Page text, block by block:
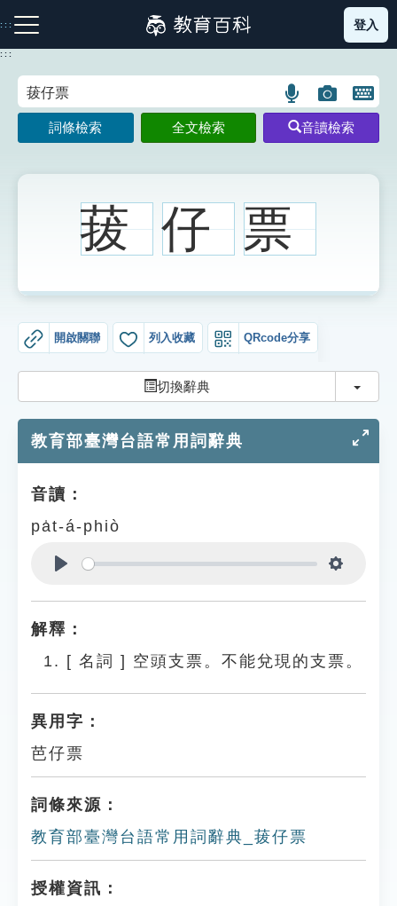
到
主
:::
注音索引圖示 筆畫索引圖示 部首索引表圖示
生字詞彙表
知識索引
遊戲專區
貓頭鷹博士
登入
:::
語
言
搜
示
圖
片
搜
開
鍵
圖
詞條檢索 全文檢索 音讀檢索
菝 仔 票
開啟關聯 列入收藏 QRcode分享
切換辭典 切換
教育部臺灣台語常用詞辭典
音讀：
pa̍t-á-phiò
解釋：
[ 名詞 ] 空頭支票。不能兌現的支票。
異用字：
芭仔票
詞條來源：
教育部臺灣台語常用詞辭典_菝仔票
授權資訊：